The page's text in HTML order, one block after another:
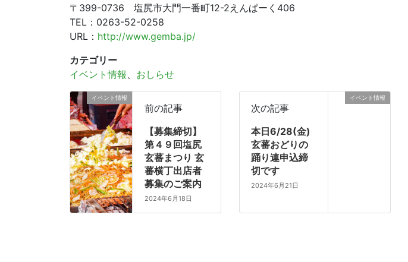
〒399-0736 塩尻市大門一番町12-2えんぱーく406
TEL：0263-52-0258
URL： http://www.gemba.jp/
カテゴリー
イベント情報 、 おしらせ
イベント情報
前の記事
【募集締切】
第４９回塩尻
玄蕃まつり 玄
蕃横丁出店者
募集のご案内
2024年6月18日
イベント情報
次の記事
本日6/28(金)
玄蕃おどりの
踊り連申込締
切です
2024年6月21日